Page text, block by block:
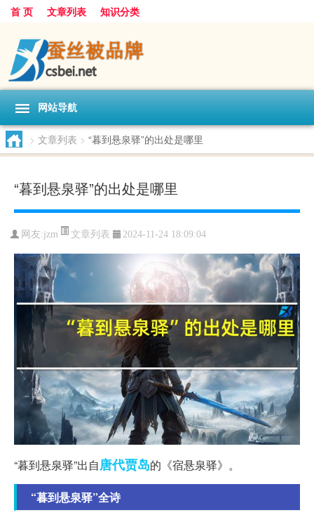
首 页 文章列表 知识分类
网站导航
> 文章列表 > “暮到悬泉驿”的出处是哪里
“暮到悬泉驿”的出处是哪里
网友:jzm 文章列表 2024-11-24 18:09:04
“暮到悬泉驿”出自唐代贾岛的《宿悬泉驿》。
“暮到悬泉驿”全诗